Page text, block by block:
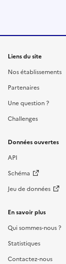
Liens du site
Nos établissements
Partenaires
Une question ?
Challenges
Données ouvertes
API
Schéma
Jeu de données
En savoir plus
Qui sommes-nous ?
Statistiques
Contactez-nous